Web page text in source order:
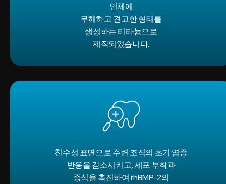
인체에
무해하고 견고한 형태를
생성하는 티타늄으로
제작되었습니다.
친수성 표면으로 주변 조직의 초기 염증
반응을 감소시키고, 세포 부착과
증식을 촉진하여 rhBMP-2의